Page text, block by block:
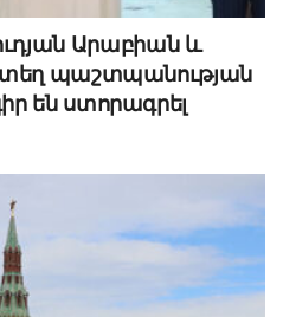
Արաբիան և
պաշտպանության
են ստորագրել